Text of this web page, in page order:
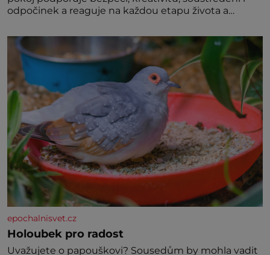
odpočinek a reaguje na každou etapu života a
jednoduchost, měkkost a bezpečí, proto by pokoj
miminka měl působit především klidně a útulně.
Předškolní věk je
epochalnisvet.cz
Holoubek pro radost
Uvažujete o papouškovi? Sousedům by mohla vadit